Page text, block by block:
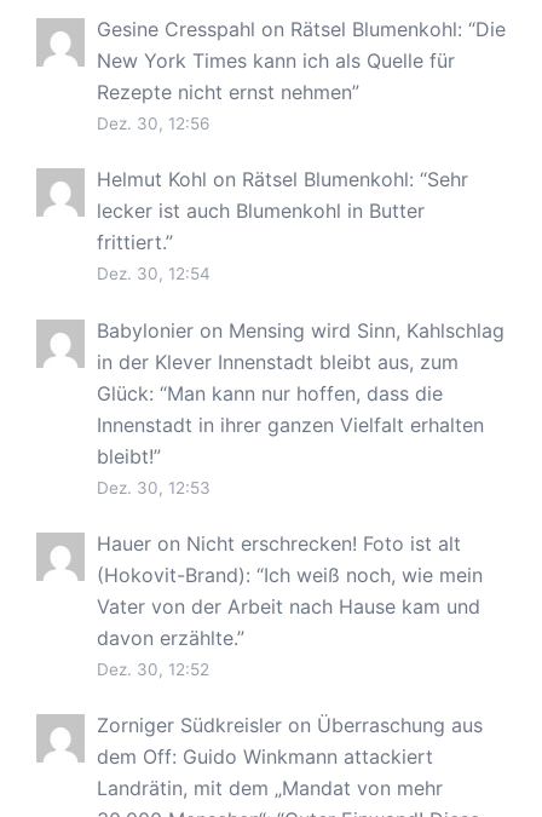
Gesine Cresspahl on Rätsel Blumenkohl: “Die
New York Times kann ich als Quelle für
Rezepte nicht ernst nehmen”
Dez. 30, 12:56
Helmut Kohl on Rätsel Blumenkohl: “Sehr
lecker ist auch Blumenkohl in Butter
frittiert.”
Dez. 30, 12:54
Babylonier on Mensing wird Sinn, Kahlschlag
in der Klever Innenstadt bleibt aus, zum
Glück: “Man kann nur hoffen, dass die
Innenstadt in ihrer ganzen Vielfalt erhalten
bleibt!”
Dez. 30, 12:53
Hauer on Nicht erschrecken! Foto ist alt
(Hokovit-Brand): “Ich weiß noch, wie mein
Vater von der Arbeit nach Hause kam und
davon erzählte.”
Dez. 30, 12:52
Zorniger Südkreisler on Überraschung aus
dem Off: Guido Winkmann attackiert
Landrätin, mit dem „Mandat von mehr